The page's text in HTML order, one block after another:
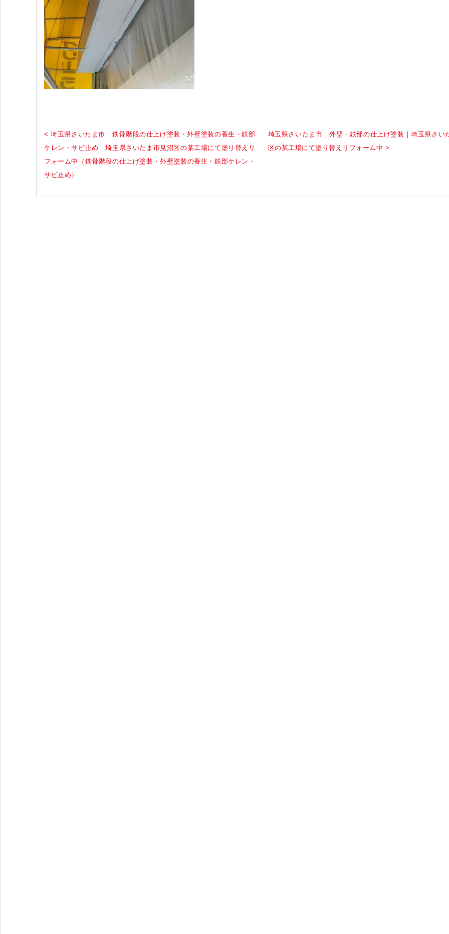
< 埼玉県さいたま市 鉄骨階段の仕上げ塗装・外壁塗装の養生・鉄部
ケレン・サビ止め｜埼玉県さいたま市見沼区の某工場にて塗り替えリ
フォーム中（鉄骨階段の仕上げ塗装・外壁塗装の養生・鉄部ケレン・
サビ止め）
埼玉県さいたま市 外壁・鉄部の仕上げ塗装｜埼玉県さい
区の某工場にて塗り替えリフォーム中 >